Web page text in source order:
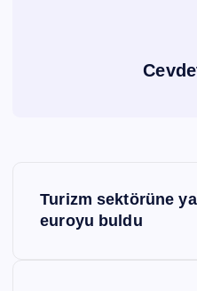
Turizm sektörüne
euroyu buldu